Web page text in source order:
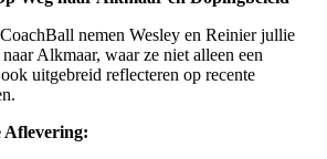
nemen Wesley en Reinier jullie
Alkmaar, waar ze niet alleen een
uitgebreid reflecteren op recente
Aflevering: